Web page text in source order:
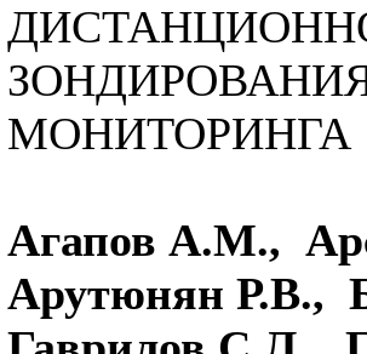
МОНИТОРИНГА
Агапов А.М.,
Арутюнян Р.В.,